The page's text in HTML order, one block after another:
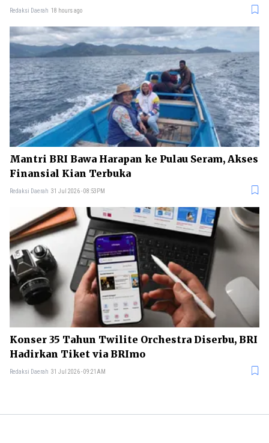
Redaksi Daerah 18 hours ago
Mantri BRI Bawa Harapan ke Pulau Seram, Akses
Finansial Kian Terbuka
Redaksi Daerah 31 Jul 2026 - 08:53PM
Konser 35 Tahun Twilite Orchestra Diserbu, BRI
Hadirkan Tiket via BRImo
Redaksi Daerah 31 Jul 2026 - 09:21AM